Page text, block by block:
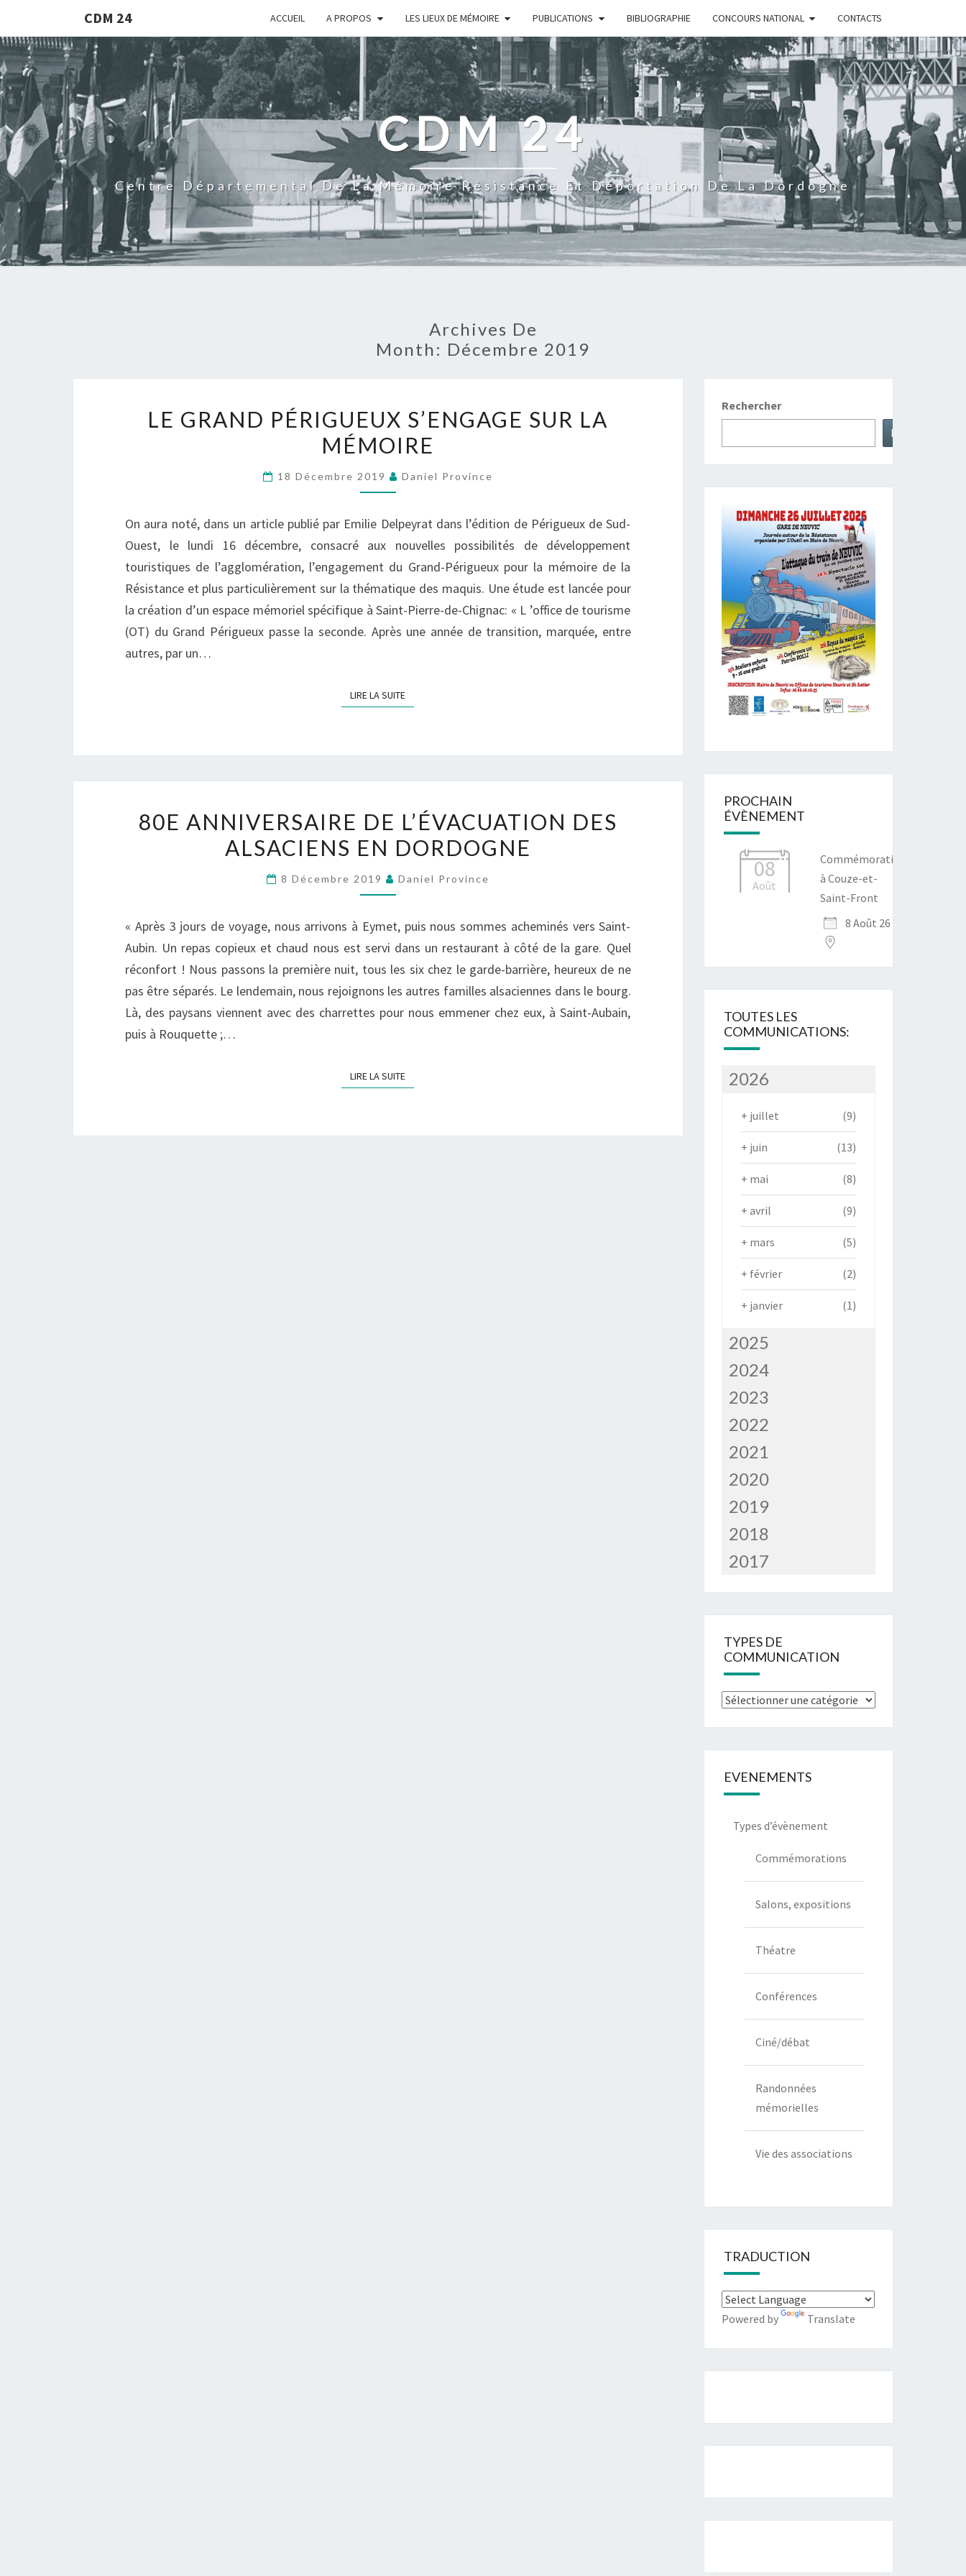
CDM 24 ACCUEIL A PROPOS LES LIEUX DE MÉMOIRE PUBLICATIONS BIBLIOGRAPHIE CONCOURS NATIONAL CONTACTS
CDM 24
Centre Départemental De La Mémoire Résistance Et Déportation De La Dordogne
Archives De
Month: Décembre 2019
GRAND
PÉRIGUEUX
SUR
MÉMOIRE
LE GRAND PÉRIGUEUX S’ENGAGE SUR LA
MÉMOIRE
18 Décembre 2019 Daniel Province
On aura noté, dans un article publié par Emilie Delpeyrat dans l’édition de Périgueux de Sud-
Ouest, le lundi 16 décembre, consacré aux nouvelles possibilités de développement
touristiques de l’agglomération, l’engagement du Grand-Périgueux pour la mémoire de la
Résistance et plus particulièrement sur la thématique des maquis. Une étude est lancée pour
la création d’un espace mémoriel spécifique à Saint-Pierre-de-Chignac: « L ’office de tourisme
(OT) du Grand Périgueux passe la seconde. Après une année de transition, marquée, entre
autres, par un…
LIRE LA SUITELIRE LA SUITE
ANNIVERSAIRE
DE
DES
EN
DORDOGNE
80E ANNIVERSAIRE DE L’ÉVACUATION DES
ALSACIENS EN DORDOGNE
8 Décembre 2019 Daniel Province
« Après 3 jours de voyage, nous arrivons à Eymet, puis nous sommes acheminés vers Saint-
Aubin. Un repas copieux et chaud nous est servi dans un restaurant à côté de la gare. Quel
réconfort ! Nous passons la première nuit, tous les six chez le garde-barrière, heureux de ne
pas être séparés. Le lendemain, nous rejoignons les autres familles alsaciennes dans le bourg.
Là, des paysans viennent avec des charrettes pour nous emmener chez eux, à Saint-Aubain,
puis à Rouquette ;…
LIRE LA SUITELIRE LA SUITE
Rechercher
Rechercher
PROCHAIN
ÉVÈNEMENT
08
Août
Commémoration
à Couze-et-
Saint-Front
8 Août 26
TOUTES LES
COMMUNICATIONS:
2026
+ juillet (9)
+ juin (13)
+ mai (8)
+ avril (9)
+ mars (5)
+ février (2)
+ janvier (1)
2025
2024
2023
2022
2021
2020
2019
2018
2017
TYPES DE
COMMUNICATION
Types
EVENEMENTS
Types d’évènement
Commémorations
Salons, expositions
Théatre
Conférences
Ciné/débat
Randonnées
mémorielles
Vie des associations
TRADUCTION
Powered by Translate